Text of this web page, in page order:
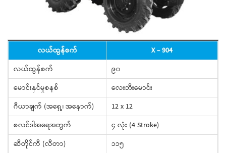
လယ်ထွန်စက်
X - 904
လယ်ထွန်စက်
၉၀
မောင်းနှင်မှုစနစ်
လေးဘီးမောင်း
ဂီယာချက် (အရှေ့၊ အနောက်)
12 x 12
စလင်ဒါအရေအတွက်
၄ လုံး (4 Stroke)
ဆီတိုင်ကီ (လီတာ)
၁၁၅